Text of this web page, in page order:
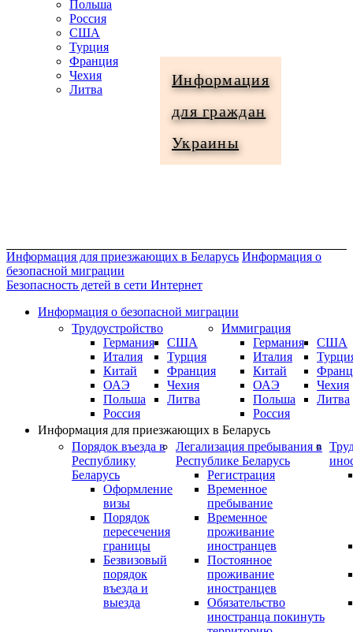
Польша
Россия
США
Турция
Франция
Чехия
Литва
Информация
для граждан
Украины
Информация для приезжающих в Беларусь Информация о
безопасной миграции
Безопасность детей в сети Интернет
Информация о безопасной миграции
Трудоустройство
Германия
Италия
Китай
ОАЭ
Польша
Россия
США
Турция
Франция
Чехия
Литва
Иммиграция
Германия
Италия
Китай
ОАЭ
Польша
Россия
США
Чехия
Литва
Информация для приезжающих в Беларусь
Порядок въезда в
Республику
Беларусь
Оформление
визы
Порядок
пересечения
границы
Безвизовый
порядок
въезда и
выезда
Легализация пребывания в
Республике Беларусь
Регистрация
Временное
пребывание
Временное
проживание
иностранцев
Постоянное
проживание
иностранцев
Обязательство
иностранца покинуть